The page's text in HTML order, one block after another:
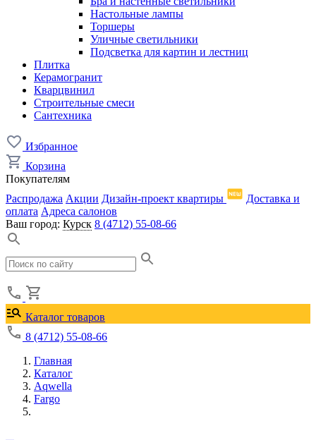
Настольные лампы
Торшеры
Уличные светильники
Подсветка для картин и лестниц
Плитка
Керамогранит
Кварцвинил
Строительные смеси
Сантехника
Избранное
Корзина
Покупателям
Распродажа Акции Дизайн-проект квартиры
Доставка и
оплата Адреса салонов
Ваш город: Курск 8 (4712) 55-08-66
Каталог товаров
8 (4712) 55-08-66
Главная
Каталог
Aqwella
Fargo